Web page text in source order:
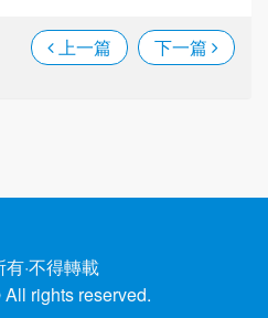
上一篇 下一篇
有·不得轉載
rights reserved.